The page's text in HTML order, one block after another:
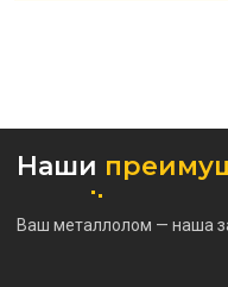
Наши
Ваш металлолом — наша